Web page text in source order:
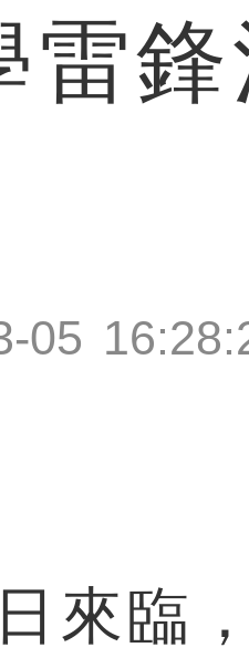
雷鋒
05
來臨